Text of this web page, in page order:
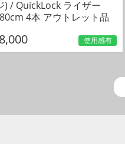
) / QuickLock ライザー
4本 アウトレット品
使用感有